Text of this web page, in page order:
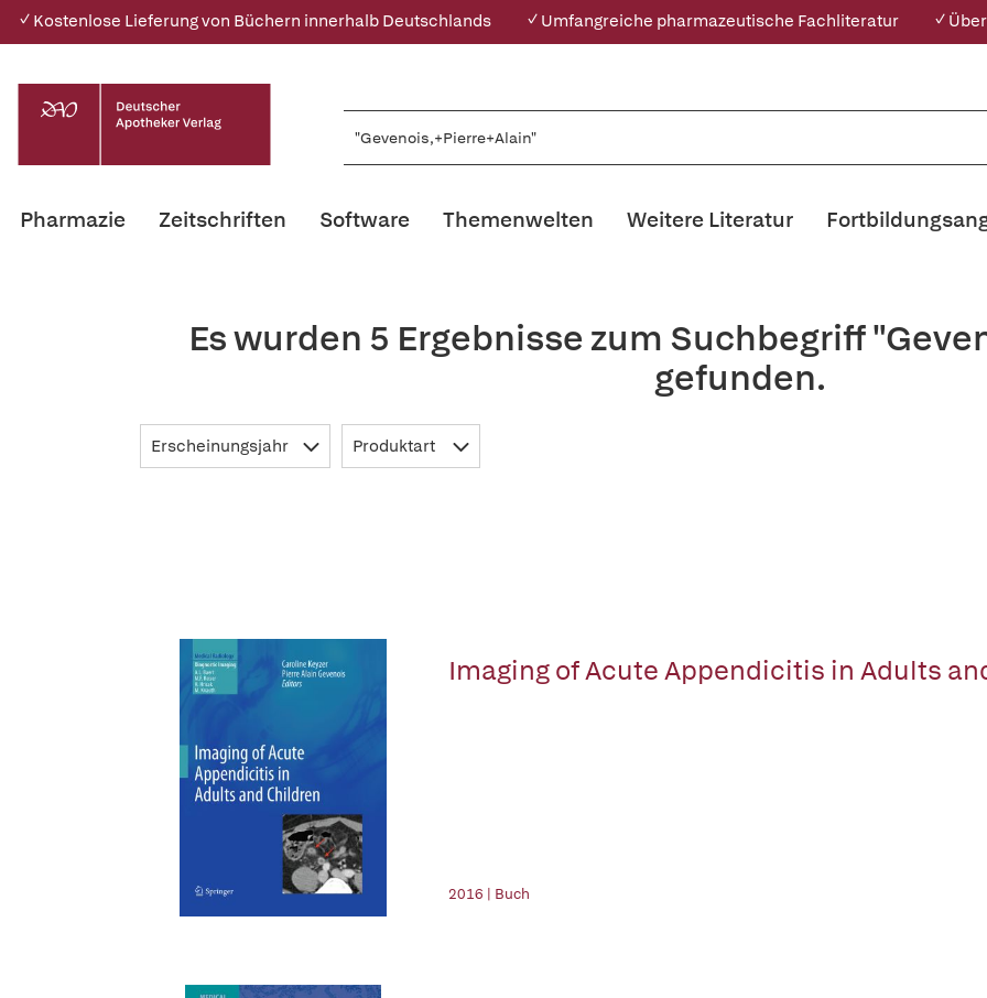
✓ Kostenlose Lieferung von Büchern innerhalb Deutschlands ✓ Umfangreiche pharmazeutische Fachliteratur ✓
Pharmazie Zeitschriften Software Themenwelten Weitere Literatur
Es wurden 5 Ergebnisse zum Suchbegriff
gefunden.
Erscheinungsjahr Produktart
Imaging of Acute Appendicitis in Adults
2016 | Buch